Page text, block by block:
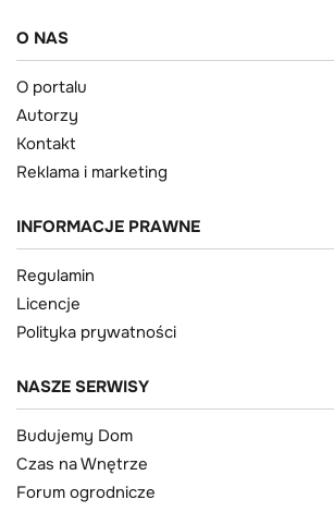
O NAS
O portalu
Autorzy
Kontakt
Reklama i marketing
INFORMACJE PRAWNE
Regulamin
Licencje
Polityka prywatności
NASZE SERWISY
Budujemy Dom
Czas na Wnętrze
Forum ogrodnicze